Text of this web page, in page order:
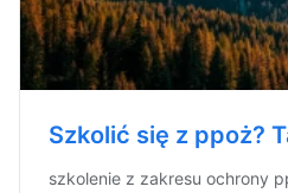
Szkolić się z ppoż?
szkolenie z zakresu ochrony